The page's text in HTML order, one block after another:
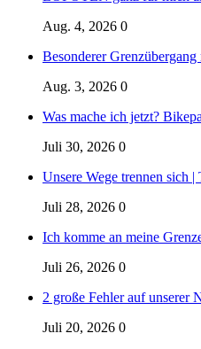
Aug. 4, 2026 0
Besonderer
Aug. 3, 2026 0
Was mache ich jetzt?
Juli 30, 2026 0
Unsere Wege trennen sich
Juli 28, 2026 0
Ich komme an meine
Juli 26, 2026 0
2 große Fehler auf
Juli 20, 2026 0